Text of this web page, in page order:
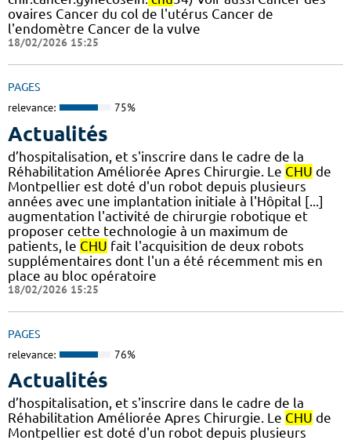
ovaires Cancer du col de l'utérus Cancer de
l'endomètre Cancer de la vulve
18/02/2026 15:25
PAGES
relevance: 75%
Actualités
d’hospitalisation, et s'inscrire dans le cadre de la
Réhabilitation Améliorée Apres Chirurgie. Le CHU de
Montpellier est doté d'un robot depuis plusieurs
années avec une implantation initiale à l'Hôpital [...]
augmentation l'activité de chirurgie robotique et
proposer cette technologie à un maximum de
patients, le CHU fait l'acquisition de deux robots
supplémentaires dont l'un a été récemment mis en
place au bloc opératoire
18/02/2026 15:25
PAGES
relevance: 76%
Actualités
d’hospitalisation, et s'inscrire dans le cadre de la
Réhabilitation Améliorée Apres Chirurgie. Le CHU de
Montpellier est doté d'un robot depuis plusieurs